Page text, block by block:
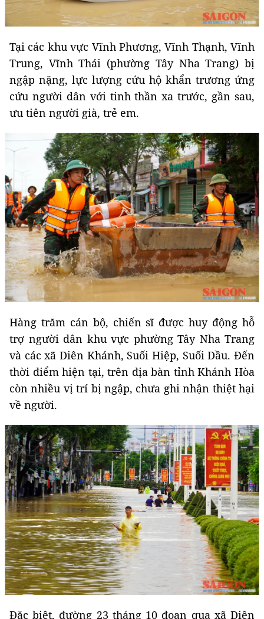
Tại các khu vực Vĩnh Phương, Vĩnh Thạnh, Vĩnh
Trung, Vĩnh Thái (phường Tây Nha Trang) bị
ngập nặng, lực lượng cứu hộ khẩn trương ứng
cứu người dân với tinh thần xa trước, gần sau,
ưu tiên người già, trẻ em.
Hàng trăm cán bộ, chiến sĩ được huy động hỗ
trợ người dân khu vực phường Tây Nha Trang
và các xã Diên Khánh, Suối Hiệp, Suối Dầu. Đến
thời điểm hiện tại, trên địa bàn tỉnh Khánh Hòa
còn nhiều vị trí bị ngập, chưa ghi nhận thiệt hại
về người.
Đặc biệt, đường 23 tháng 10 đoạn qua xã Diên